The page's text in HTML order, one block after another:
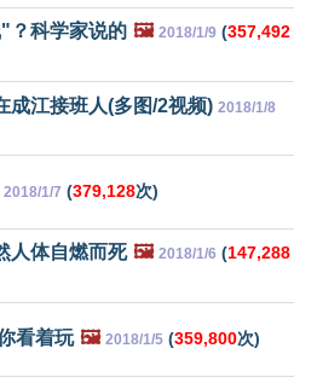
？科学家说的 🖼️ 2018/1/9 (357,492
成江接班人(多图/2视频) 2018/1/8
2018/1/7 (379,128次)
人体自燃而死 🖼️ 2018/1/6 (147,288
看着玩 🖼️ 2018/1/5 (359,800次)